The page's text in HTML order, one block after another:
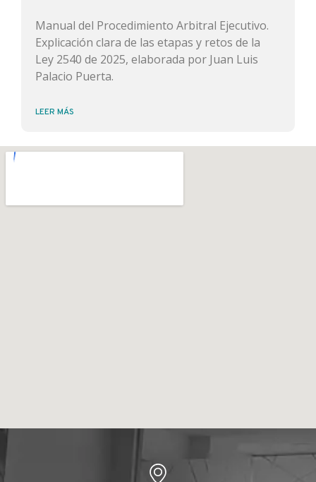
Manual del Procedimiento Arbitral Ejecutivo.
Explicación clara de las etapas y retos de la
Ley 2540 de 2025, elaborada por Juan Luis
Palacio Puerta.
LEER MÁS